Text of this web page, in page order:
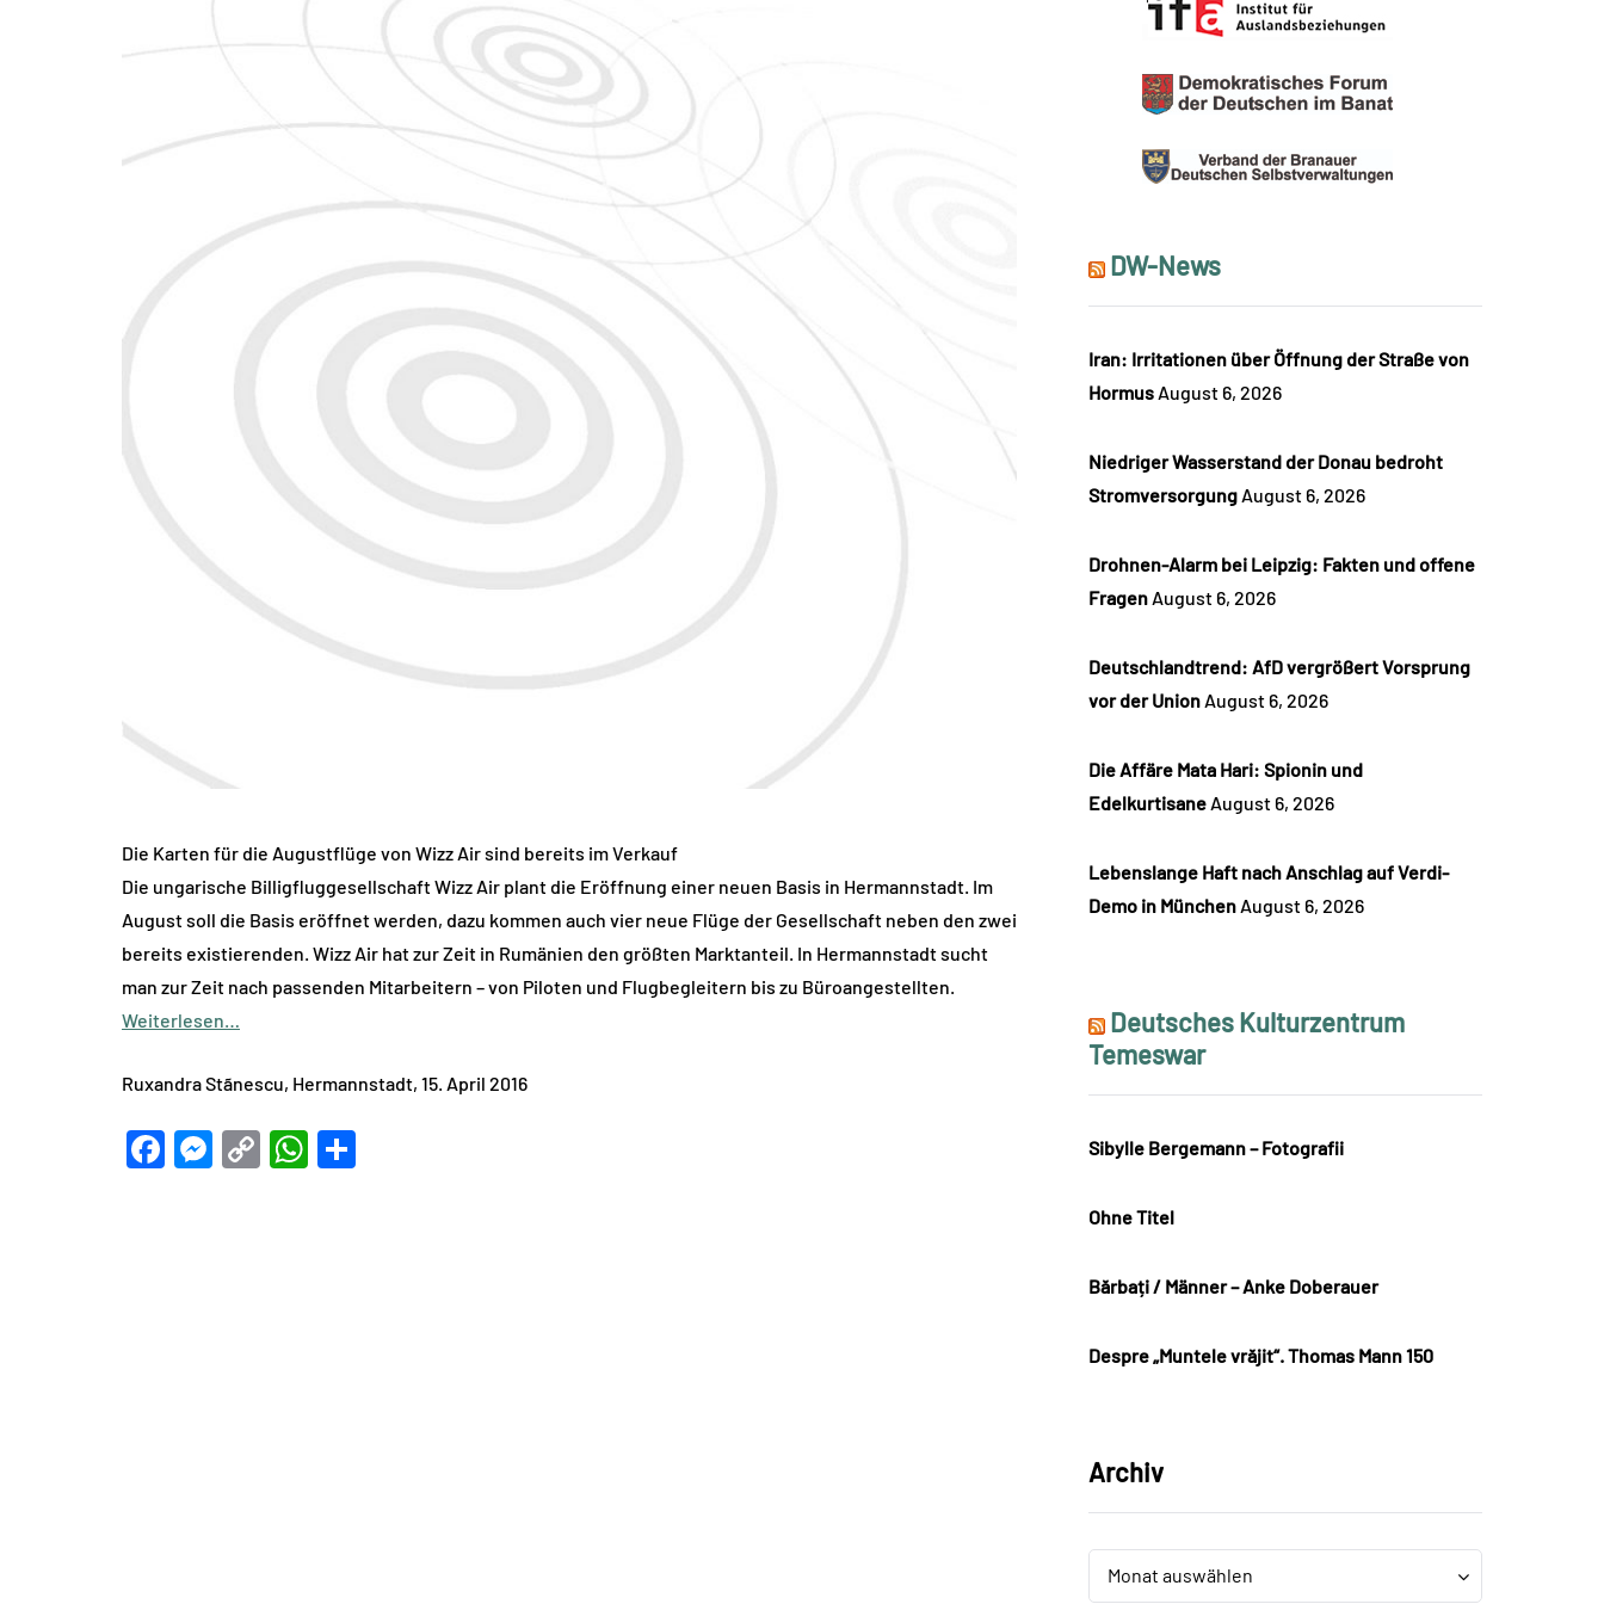
Die Karten für die Augustflüge von Wizz Air sind bereits im Verkauf
Die ungarische Billigfluggesellschaft Wizz Air plant die Eröffnung einer neuen Basis in Hermannstadt. Im
August soll die Basis eröffnet werden, dazu kommen auch vier neue Flüge der Gesellschaft neben den zwei
bereits existierenden. Wizz Air hat zur Zeit in Rumänien den größten Marktanteil. In Hermannstadt sucht
man zur Zeit nach passenden Mitarbeitern – von Piloten und Flugbegleitern bis zu Büroangestellten.
Weiterlesen…
Ruxandra Stãnescu, Hermannstadt, 15. April 2016
Facebook
Messenger
CopyWhatsApp
DW-News
Iran: Irritationen über Öffnung der Straße von
Hormus August 6, 2026
Niedriger Wasserstand der Donau bedroht
Stromversorgung August 6, 2026
Drohnen-Alarm bei Leipzig: Fakten und offene
Fragen August 6, 2026
Deutschlandtrend: AfD vergrößert Vorsprung
vor der Union August 6, 2026
Die Affäre Mata Hari: Spionin und
Edelkurtisane August 6, 2026
Lebenslange Haft nach Anschlag auf Verdi-
Demo in München August 6, 2026
Deutsches Kulturzentrum
Temeswar
Sibylle Bergemann – Fotografii
Ohne Titel
Bărbați / Männer – Anke Doberauer
Despre „Muntele vrăjit“. Thomas Mann 150
Archiv
Archiv
Monat auswählen
Archiv